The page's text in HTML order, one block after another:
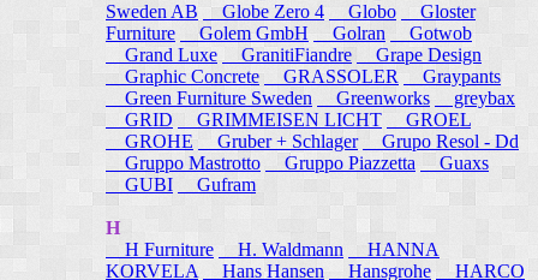
Sweden AB
Globe Zero 4 Globo
Gloster
Furniture
Golem GmbH Golran
Gotwob
Grand Luxe
GranitiFiandre
Grape Design
Graphic Concrete
GRASSOLER
Graypants
Green Furniture Sweden
Greenworks
greybax
GRID
GRIMMEISEN LICHT
GROEL
GROHE
Gruber + Schlager
Grupo Resol - Dd
Gruppo Mastrotto
Gruppo Piazzetta
Guaxs
GUBI
Gufram
H
H Furniture
H. Waldmann
HANNA
KORVELA
Hans Hansen Hansgrohe HARCO